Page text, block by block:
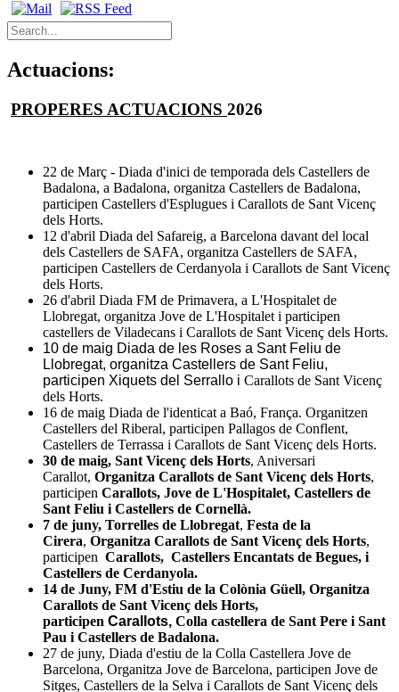
Actuacions:
PROPERES ACTUACIONS 2026
22 de Març - Diada d'inici de temporada dels Castellers de
Badalona, a Badalona, organitza Castellers de Badalona,
participen Castellers d'Esplugues i Carallots de Sant Vicenç
dels Horts.
12 d'abril Diada del Safareig, a Barcelona davant del local
dels Castellers de SAFA, organitza Castellers de SAFA,
participen Castellers de Cerdanyola i Carallots de Sant Vicenç
dels Horts.
26 d'abril Diada FM de Primavera, a L'Hospitalet de
Llobregat, organitza Jove de L'Hospitalet i participen
castellers de Viladecans i Carallots de Sant Vicenç dels Horts.
10 de maig Diada de les Roses a Sant Feliu de
Llobregat, organitza Castellers de Sant Feliu,
participen Xiquets del Serrallo i Carallots de Sant Vicenç
dels Horts.
16 de maig Diada de l'identicat a Baó, França. Organitzen
Castellers del Riberal, participen Pallagos de Conflent,
Castellers de Terrassa i Carallots de Sant Vicenç dels Horts.
30 de maig, Sant Vicenç dels Horts, Aniversari
Carallot, Organitza Carallots de Sant Vicenç dels Horts,
participen Carallots, Jove de L'Hospitalet, Castellers de
Sant Feliu i Castellers de Cornellà.
7 de juny, Torrelles de Llobregat, Festa de la
Cirera, Organitza Carallots de Sant Vicenç dels Horts,
participen Carallots, Castellers Encantats de Begues, i
Castellers de Cerdanyola.
14 de Juny, FM d'Estiu de la Colònia Güell, Organitza
Carallots de Sant Vicenç dels Horts,
participen Carallots, Colla castellera de Sant Pere i Sant
Pau i Castellers de Badalona.
27 de juny, Diada d'estiu de la Colla Castellera Jove de
Barcelona, Organitza Jove de Barcelona, participen Jove de
Sitges, Castellers de la Selva i Carallots de Sant Vicenç dels